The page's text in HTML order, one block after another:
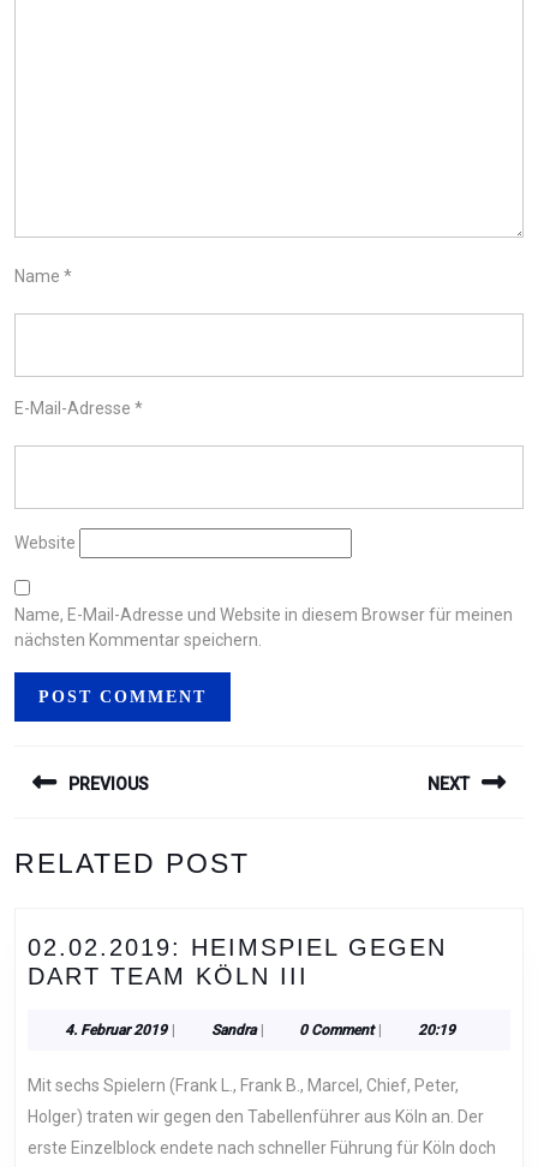
Name *
E-Mail-Adresse *
Website
Name, E-Mail-Adresse und Website in diesem Browser für meinen
nächsten Kommentar speichern.
PREVIOUS
post:
NEXT
RELATED POST
02.02.2019: HEIMSPIEL GEGEN
DART TEAM KÖLN III
GEGEN
TEAM
KÖLN
III
4. Februar 20194.| SandraSandra
| 0 Comment | 20:19
Mit sechs Spielern (Frank L., Frank B., Marcel, Chief, Peter,
Holger) traten wir gegen den Tabellenführer aus Köln an. Der
erste Einzelblock endete nach schneller Führung für Köln doch